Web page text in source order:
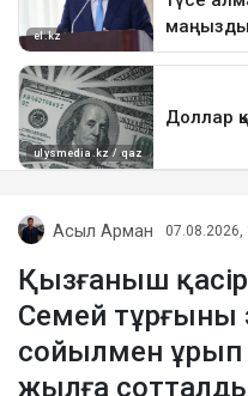
Асыл Арман 07.08.2026,
Қызғаныш
Семей тұрғыны
сойылмен ұрып
жылға